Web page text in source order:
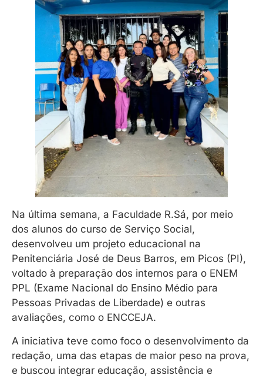
Na última semana, a Faculdade R.Sá, por meio
dos alunos do curso de Serviço Social,
desenvolveu um projeto educacional na
Penitenciária José de Deus Barros, em Picos (PI),
voltado à preparação dos internos para o ENEM
PPL (Exame Nacional do Ensino Médio para
Pessoas Privadas de Liberdade) e outras
avaliações, como o ENCCEJA.
A iniciativa teve como foco o desenvolvimento da
redação, uma das etapas de maior peso na prova,
e buscou integrar educação, assistência e